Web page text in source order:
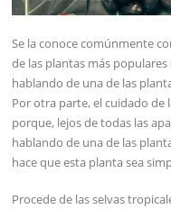
Se la conoce comúnmente
de las plantas más
hablando de una de las
Por otra parte, el cuidado de
porque, lejos de todas las
hablando de una de las
hace que esta planta sea
Procede de las selvas